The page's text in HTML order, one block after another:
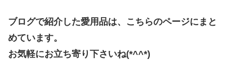
ブログで紹介した愛用品は、こちらのページにまと
めています。
お気軽にお立ち寄り下さいね(*^^*)